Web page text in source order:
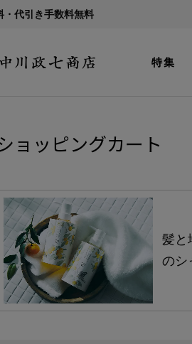
・代引き手数料無料
特集
ョッピングカート
髪と
のシ